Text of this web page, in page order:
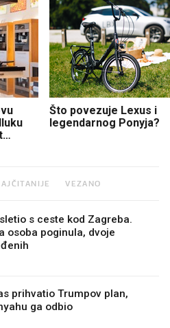
Što povezuje Lexus i
legendarnog Ponyja?
VEZANO
s ceste kod Zagreba.
osoba poginula, dvoje
prihvatio Trumpov plan,
ga odbio